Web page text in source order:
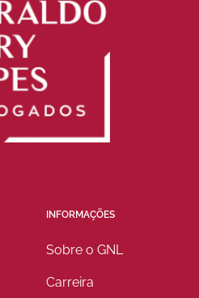
INFORMAÇÕES
Sobre o GNL
Carreira